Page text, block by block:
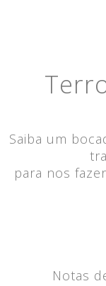
Saiba um
para nos
Notas